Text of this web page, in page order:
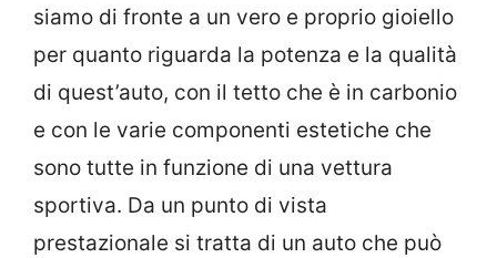
siamo di fronte a un vero e proprio gioiello
per quanto riguarda la potenza e la qualità
di quest’auto, con il tetto che è in carbonio
e con le varie componenti estetiche che
sono tutte in funzione di una vettura
sportiva. Da un punto di vista
prestazionale si tratta di un auto che può